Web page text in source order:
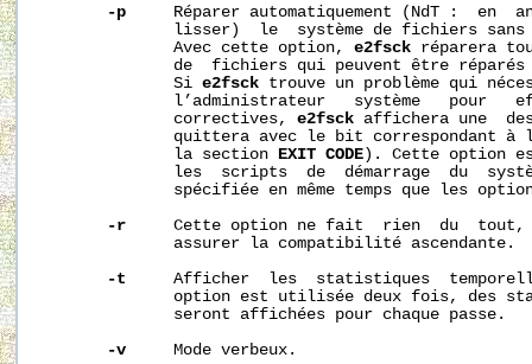
-p
Réparer automatiquement (NdT :  en
lisser)  le  système de fichiers
              Avec cette option,
e2fsck réparera
de  fichiers qui peuvent être
              Si
e2fsck trouve un problème qui
l’administrateur   système   pour
              correctives,
e2fsck affichera une
quittera avec le bit correspondant à
              la section
EXIT CODE ). Cette option
les  scripts  de  démarrage  du
spécifiée en même temps que les
-r
Cette option ne fait  rien  du
              assurer la compatibilité ascendante.
-t
Afficher  les  statistiques
option est utilisée deux fois, des
              seront affichées pour chaque passe.
-v
     Mode verbeux.